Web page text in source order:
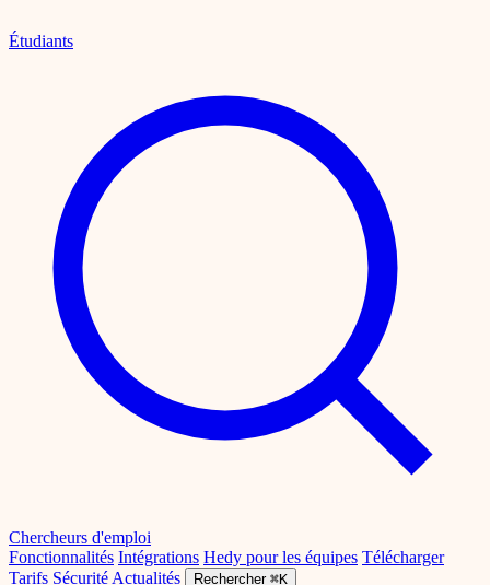
Étudiants
Chercheurs d'emploi
Fonctionnalités Intégrations Hedy pour les équipes Télécharger
Tarifs Sécurité Actualités Rechercher ⌘K